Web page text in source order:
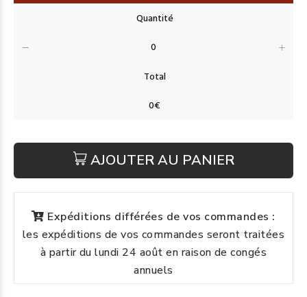
AJOUTER AU PANIER
Expéditions différées de vos commandes :
les expéditions de vos commandes seront traitées
à partir du lundi 24 août en raison de congés
annuels